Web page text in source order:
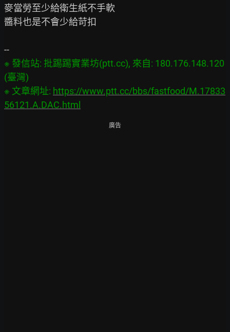
麥當勞至少給衛生紙不手軟
醬料也是不會少給苛扣
※ 發信站: 批踢踢實業坊(ptt.cc), 來自: 180.176.148.120
(臺灣)
※ 文章網址: https://www.ptt.cc/bbs/fastfood/M.17833
56121.A.DAC.html
廣告